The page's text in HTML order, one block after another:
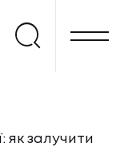
як залучити